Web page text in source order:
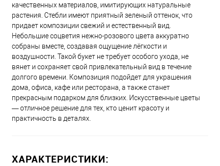
качественных материалов, имитирующих натуральные
растения. Стебли имеют приятный зеленый оттенок, что
придает композиции свежий и естественный вид.
Небольшие соцветия нежно-розового цвета аккуратно
собраны вместе, создавая ощущение лёгкости и
воздушности. Такой букет не требует особого ухода, не
вянет и сохраняет свой привлекательный вид в течение
долгого времени. Композиция подойдет для украшения
дома, офиса, кафе или ресторана, а также станет
прекрасным подарком для близких. Искусственные цветы
— отличное решение для тех, кто ценит красоту и
практичность в деталях.
ХАРАКТЕРИСТИКИ: